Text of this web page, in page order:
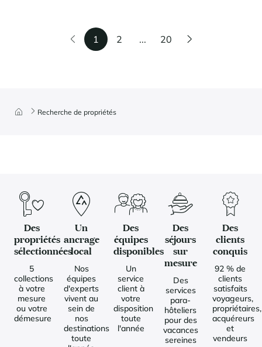
Recherche de propriétés
1 2 ... 20
Des
propriétés
sélectionnées
5
collections
à votre
mesure
ou votre
démesure
Un
ancrage
local
Nos
équipes
d'experts
vivent au
sein de
nos
destinations
toute
Des
équipes
disponibles
Un
service
client à
votre
disposition
toute
l'année
Des
séjours
sur
mesure
Des
services
para-
hôteliers
pour des
vacances
sereines
Des
clients
conquis
92 % de
clients
satisfaits
voyageurs,
propriétaires,
acquéreurs
et
vendeurs